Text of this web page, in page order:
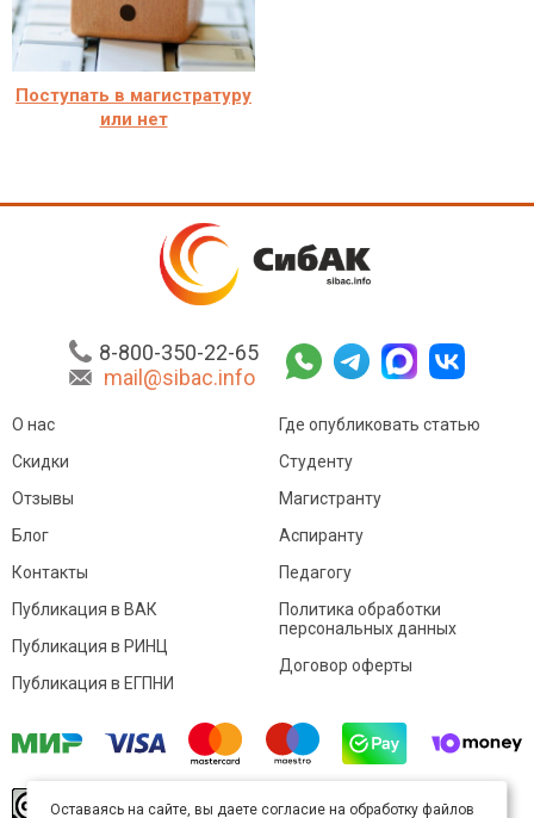
Поступать в магистратуру
или нет
8-800-350-22-65
mail@sibac.info
О нас
Скидки
Отзывы
Блог
Контакты
Где опубликовать статью
Студенту
Магистранту
Аспиранту
Педагогу
Публикация в ВАК
Публикация в РИНЦ
Публикация в ЕГПНИ
Политика обработки
персональных данных
Договор оферты
Оставаясь на сайте, вы даете согласие на обработку файлов